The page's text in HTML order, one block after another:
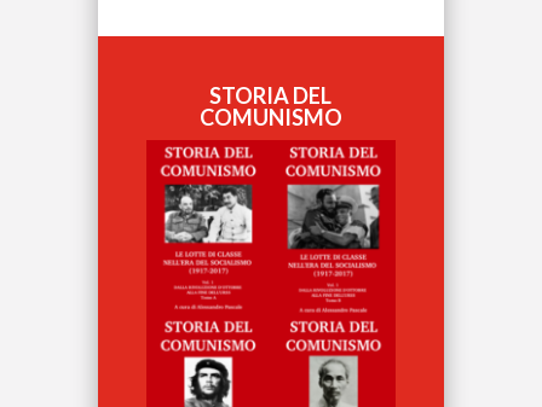
STORIA DEL
COMUNISMO